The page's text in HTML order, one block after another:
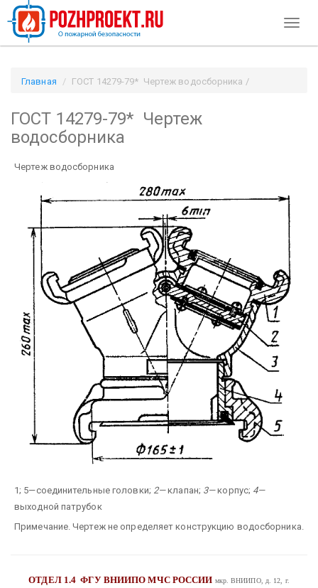
Главная
ГОСТ 14279-79* Чертеж водосборника /
ГОСТ 14279-79* Чертеж
водосборника
Чертеж водосборника
1; 5—соединительные головки; 2—клапан; 3—корпус; 4—
выходной патрубок
Примечание. Чертеж не определяет конструкцию водосборника.
ОТДЕЛ 1.4ФГУ ВНИИПО МЧС РОССИИ мкр. ВНИИПО, д. 12, г.